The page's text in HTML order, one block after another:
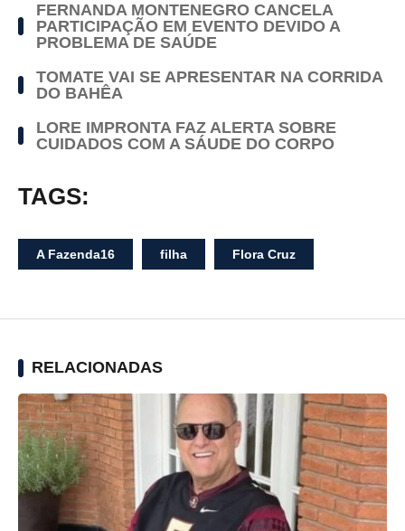
FERNANDA MONTENEGRO CANCELA
PARTICIPAÇÃO EM EVENTO DEVIDO A
PROBLEMA DE SAÚDE
TOMATE VAI SE APRESENTAR NA CORRIDA
DO BAHÊA
LORE IMPRONTA FAZ ALERTA SOBRE
CUIDADOS COM A SÁUDE DO CORPO
TAGS:
A Fazenda16 filha Flora Cruz
RELACIONADAS